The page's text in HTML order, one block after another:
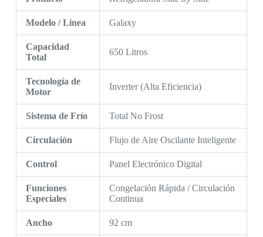
Modelo / Línea Galaxy
Capacidad
Total
650 Litros
Tecnología de
Motor
Inverter (Alta Eficiencia)
Sistema de Frío Total No Frost
Circulación Flujo de Aire Oscilante Inteligente
Control Panel Electrónico Digital
Funciones
Especiales
Congelación Rápida / Circulación
Continua
Ancho 92 cm